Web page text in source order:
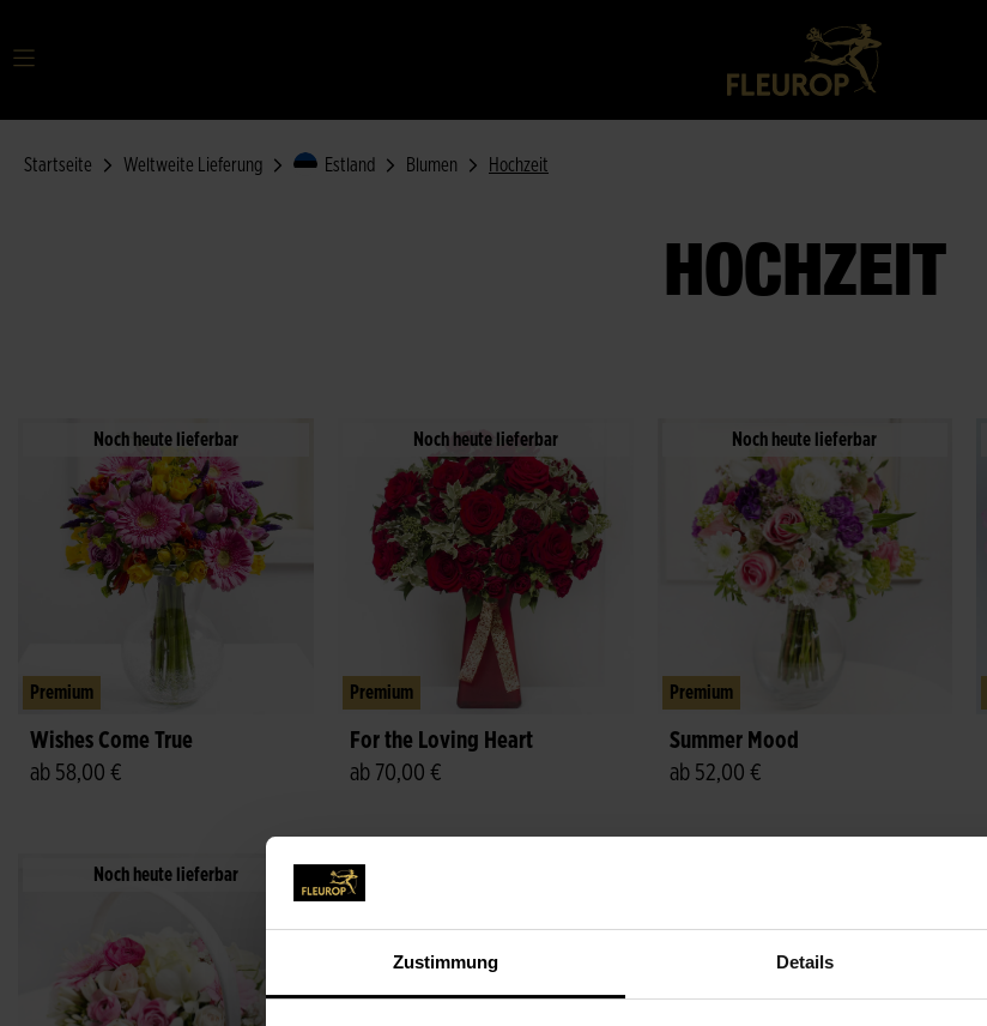
Zustimmung Details
Startseite Weltweite Lieferung Estland Blumen Hochzeit
HOCHZEIT
Noch heute lieferbar
Premium
Wishes Come True
ab 58,00 €
Noch heute lieferbar
Premium
For the Loving Heart
ab 70,00 €
Noch heute lieferbar
Premium
Summer Mood
ab 52,00 €
Noch heute lieferbar